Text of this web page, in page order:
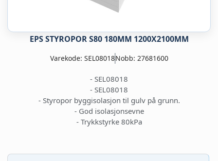
EPS STYROPOR S80 180MM 1200X2100MM
Varekode: SEL08018Nobb: 27681600
- SEL08018
- SEL08018
- Styropor byggisolasjon til gulv på grunn.
- God isolasjonsevne
- Trykkstyrke 80kPa